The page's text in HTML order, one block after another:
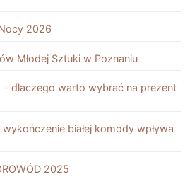
2026
Młodej Sztuki w Poznaniu
dlaczego warto wybrać na prezent
białej komody wpływa
2025